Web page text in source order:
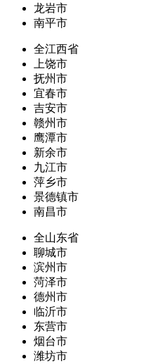
龙岩市
南平市
全江西省
上饶市
抚州市
宜春市
吉安市
赣州市
鹰潭市
新余市
九江市
萍乡市
景德镇市
南昌市
全山东省
聊城市
滨州市
菏泽市
德州市
临沂市
东营市
烟台市
潍坊市